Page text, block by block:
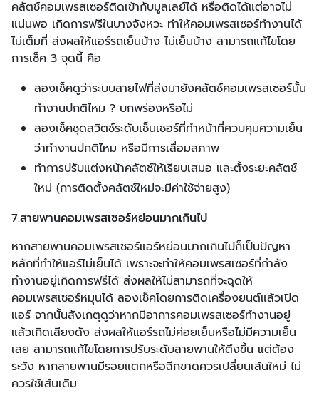
คลัตช์คอมเพรสเซอร์ติดเข้ากับมูลเลย์ได้ หรือติดได้แต่อาจไม่
แน่นพอ เกิดการฟรีในบางจังหวะ ทำให้คอมเพรสเซอร์ทำงานได้
ไม่เต็มที่ ส่งผลให้แอร์รถเย็นบ้าง ไม่เย็นบ้าง สามารถแก้ไขโดย
การเช็ค 3 จุดนี้ คือ
ลองเช็คดูว่าระบบสายไฟที่ส่งมายังคลัตช์คอมเพรสเซอร์นั้น
ทำงานปกติไหม ? บกพร่องหรือไม่
ลองเช็คชุดสวิตช์ระดับเซ็นเซอร์ที่ทำหน้าที่ควบคุมความเย็น
ว่าทำงานปกติไหม หรือมีการเสื่อมสภาพ
ทำการปรับแต่งหน้าคลัตช์ให้เรียบเสมอ และตั้งระยะคลัตช์
ใหม่ (การติดตั้งคลัตช์ใหม่จะมีค่าใช้จ่ายสูง)
7.สายพานคอมเพรสเซอร์หย่อนมากเกินไป
หากสายพานคอมเพรสเซอร์แอร์หย่อนมากเกินไปก็เป็นปัญหา
หลักที่ทำให้แอร์ไม่เย็นได้ เพราะจะทำให้คอมเพรสเซอร์ที่กำลัง
ทำงานอยู่เกิดการฟรีได้ ส่งผลให้ไม่สามารถที่จะฉุดให้
คอมเพรสเซอร์หมุนได้ ลองเช็คโดยการติดเครื่องยนต์แล้วเปิด
แอร์ จากนั้นสังเกตุดูว่าหากมีอาการคอมเพรสเซอร์ทำงานอยู่
แล้วเกิดเสียงดัง ส่งผลให้แอร์รถไม่ค่อยเย็นหรือไม่มีความเย็น
เลย สามารถแก้ไขโดยการปรับระดับสายพานให้ตึงขึ้น แต่ต้อง
ระวัง หากสายพานมีรอยแตกหรือฉีกขาดควรเปลี่ยนเส้นใหม่ ไม่
ควรใช้เส้นเดิม